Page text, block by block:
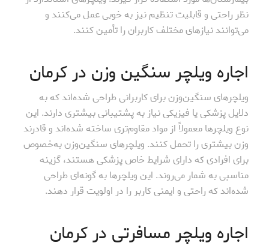
نظر راحتی و قابلیت تنظیم نیز به خوبی عمل می‌کنند و
می‌توانند نیازهای مختلف کاربران را تأمین کنند.
اجاره ویلچر سنگین وزن در کرمان
ویلچرهای سنگین‌وزن برای کاربرانی طراحی شده‌اند که به
دلایل پزشکی یا فیزیکی نیاز به پشتیبانی بیشتری دارند. این
نوع ویلچرها معمولاً از مواد مقاوم‌تری ساخته شده‌اند و قادرند
وزن بیشتری را تحمل کنند. ویلچرهای سنگین‌وزن به‌خصوص
برای افرادی که دارای شرایط خاص پزشکی هستند، گزینه
مناسبی به شمار می‌روند. این ویلچرها به گونه‌ای طراحی
شده‌اند که راحتی و ایمنی کاربر را در اولویت قرار دهند.
اجاره ویلچر مسافرتی در کرمان